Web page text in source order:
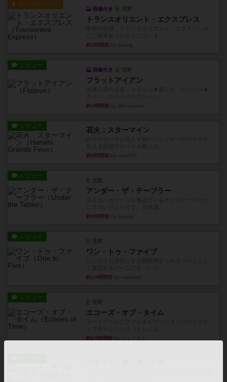
ルール/インスト
画像付き 充実
トランスオリエント・エクスプレス
約3時間前 by jurong
レビュー
画像付き 充実
フラットアイアン
約4時間前 by DKnewyork
レビュー 花火：スターマイン
約6時間前 by mob567
レビュー
充実
アンダー・ザ・テーブラー
約8時間前 by toyota
レビュー
充実
ワン・トゥ・ファイブ
約10時間前 by nabekoh
レビュー
充実
エコーズ・オブ・タイム
約13時間前